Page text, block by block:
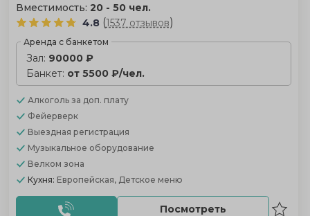
Вместимость: 20 - 50 чел.
4.8 (1537 отзывов)
Аренда с банкетом
Зал: 90000 ₽
Банкет: от 5500 ₽/чел.
Алкоголь за доп. плату
Фейерверк
Выездная регистрация
Музыкальное оборудование
Велком зона
Кухня: Европейская, Детское меню
Посмотреть